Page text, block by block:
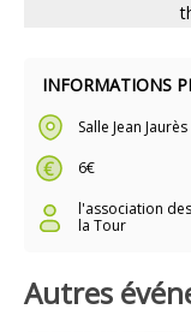
INFORMATIONS
Salle Jean Jaurès
6€
l'association
la Tour
Autres